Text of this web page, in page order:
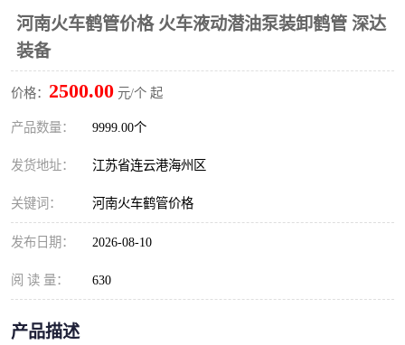
河南火车鹤管价格 火车液动潜油泵装卸鹤管 深达
装备
价格： 2500.00 元/个 起
产品数量： 9999.00个
发货地址： 江苏省连云港海州区
关键词： 河南火车鹤管价格
发布日期： 2026-08-10
阅 读 量： 630
产品描述